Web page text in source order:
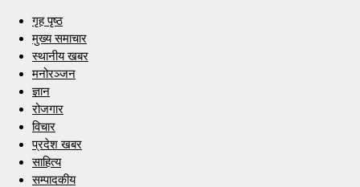
गृह पृष्ठ
मुख्य समाचार
स्थानीय खबर
मनोरञ्जन
ज्ञान
रोजगार
विचार
प्रदेश खबर
साहित्य
सम्पादकीय